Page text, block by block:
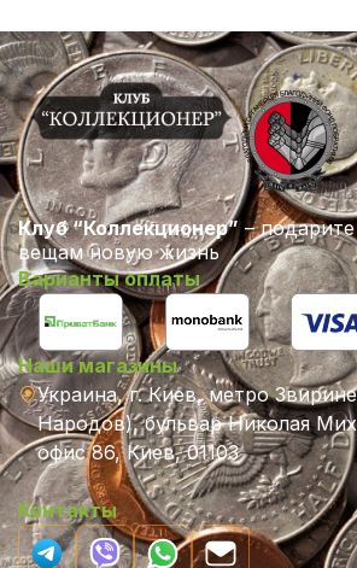
Клуб “Коллекционер” –
вещам новую жизнь
Варианты оплаты
Наши магазины
Украина, г. Киев, метро
Народов), бульвар Николая
офис 86, Киев, 01103
Контакты